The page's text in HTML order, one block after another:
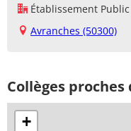
Établissement Public
Avranches (50300)
Collèges proches
+